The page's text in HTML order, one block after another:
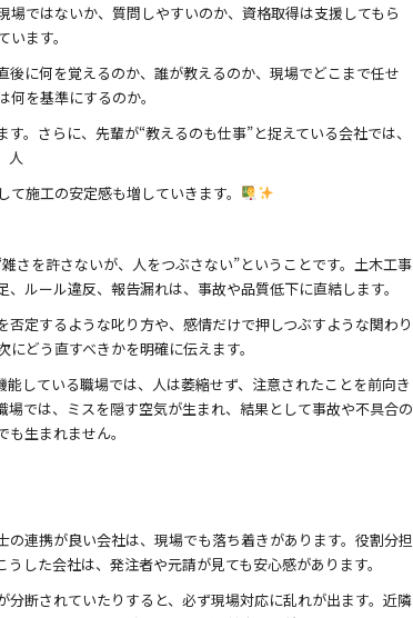
ではないか、質問しやすいのか、資格取得は支援してもら
ます。
に何を覚えるのか、誰が教えるのか、現場でどこまで任せ
を基準にするのか。
。さらに、先輩が“教えるのも仕事”と捉えている会社では、
人
施工の安定感も増していきます。
さを許さないが、人をつぶさない”ということです。土木工事
ルール違反、報告漏れは、事故や品質低下に直結します。
定するような叱り方や、感情だけで押しつぶすような関わり
どう直すべきかを明確に伝えます。
している職場では、人は萎縮せず、注意されたことを前向き
では、ミスを隠す空気が生まれ、結果として事故や不具合の
生まれません。
連携が良い会社は、現場でも落ち着きがあります。役割分担
した会社は、発注者や元請が見ても安心感があります。
断されていたりすると、必ず現場対応に乱れが出ます。近隣